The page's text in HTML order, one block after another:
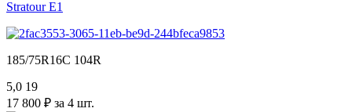
Stratour E1
185/75R16C 104R
5,0 19
17 800 ₽ за 4 шт.